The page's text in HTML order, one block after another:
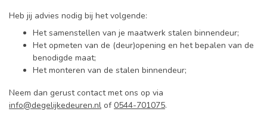
Heb jij advies nodig bij het volgende:
Het samenstellen van je maatwerk stalen binnendeur;
Het opmeten van de (deur)opening en het bepalen van de
benodigde maat;
Het monteren van de stalen binnendeur;
Neem dan gerust contact met ons op via
info@degelijkedeuren.nl of0544-701075.